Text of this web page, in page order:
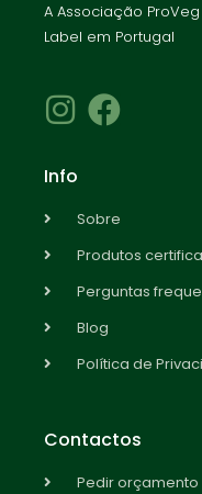
A Associação
Label em Portugal
Info
Sobre
Produtos
Perguntas
Blog
Política de
Contactos
Pedir orçamento